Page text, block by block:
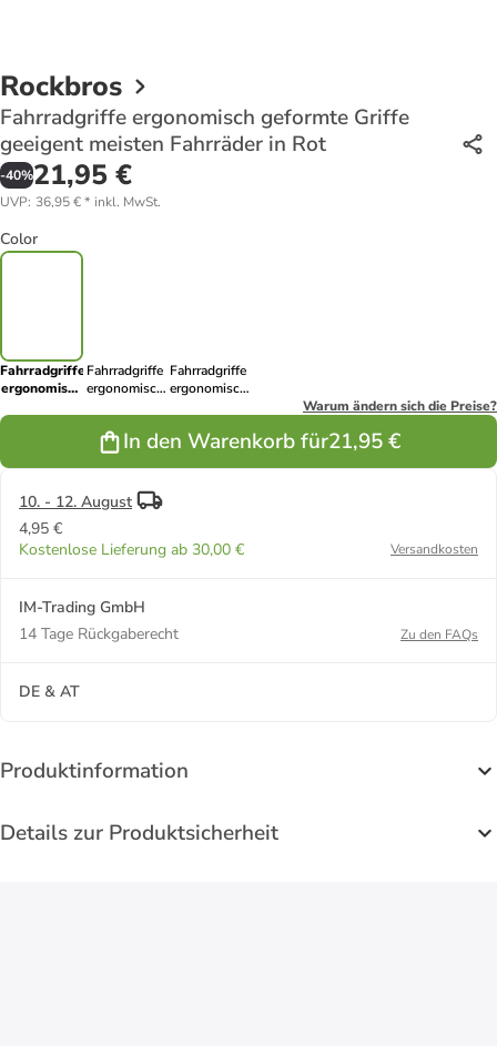
Rockbros
Fahrradgriffe ergonomisch geformte Griffe
geeigent meisten Fahrräder in Rot
-40%21,95 €
UVP: 36,95 €* inkl. MwSt.
Color
Fahrradgriffe
ergonomisch
Rot
Fahrradgriffe
ergonomisch
geeigent
meisten
Schwarz
Fahrradgriffe
ergonomisch
geeigent
Warum ändern sich die Preise?
In den Warenkorb für21,95 €
10. - 12. August
4,95 €
Kostenlose Lieferung ab 30,00 €
Versandkosten
IM-Trading GmbH
14 Tage Rückgaberecht
Zu den FAQs
DE & AT
Produktinformation
Details zur Produktsicherheit